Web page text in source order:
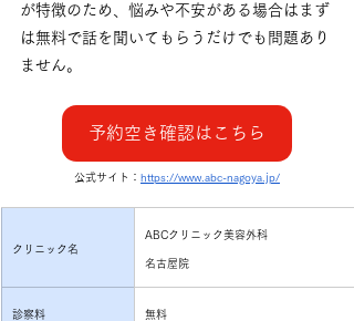
が特徴のため、悩みや不安がある場合はまず
は無料で話を聞いてもらうだけでも問題あり
ません。
予約空き確認はこちら
公式サイト： https://www.abc-nagoya.jp/
クリニック名
ABCクリニック美容外科
名古屋院
診察料 無料